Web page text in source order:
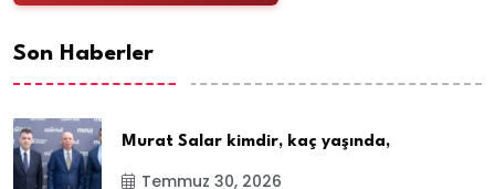
Son Haberler
Murat Salar kimdir, kaç yaşında,
Temmuz 30, 2026